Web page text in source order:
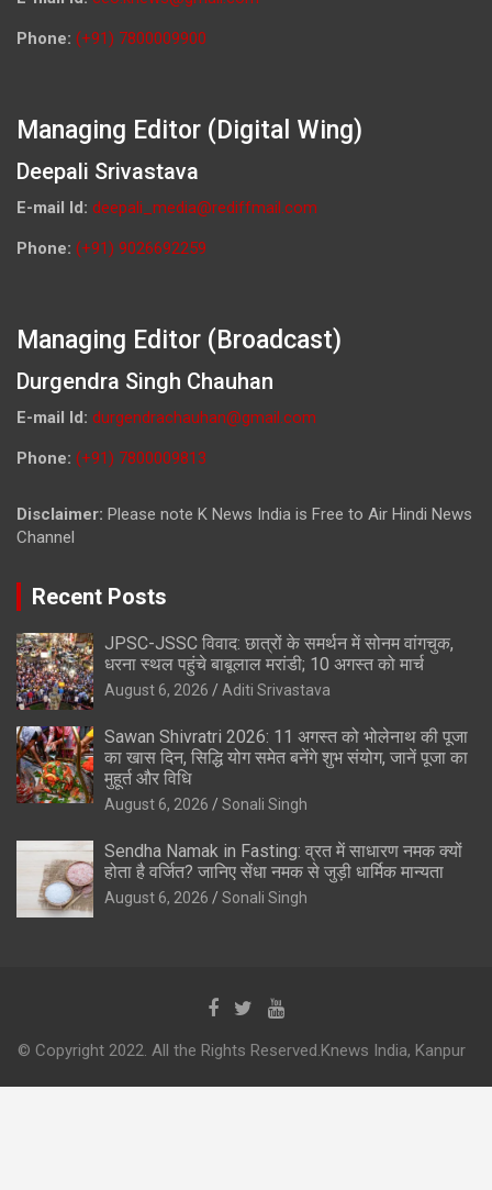
Phone: (+91) 7800009900
Managing Editor (Digital Wing)
Deepali Srivastava
E-mail Id: deepali_media@rediffmail.com
Phone: (+91) 9026692259
Managing Editor (Broadcast)
Durgendra Singh Chauhan
E-mail Id: durgendrachauhan@gmail.com
Phone: (+91) 7800009813
Disclaimer: Please note K News India is Free to Air Hindi News
Channel
Recent Posts
JPSC-JSSC विवाद: छात्रों के समर्थन में सोनम वांगचुक,
धरना स्थल पहुंचे बाबूलाल मरांडी; 10 अगस्त को मार्च
August 6, 2026 Aditi Srivastava
Sawan Shivratri 2026: 11 अगस्त को भोलेनाथ की पूजा
का खास दिन, सिद्धि योग समेत बनेंगे शुभ संयोग, जानें पूजा का
मुहूर्त और विधि
August 6, 2026 Sonali Singh
Sendha Namak in Fasting: व्रत में साधारण नमक क्यों
होता है वर्जित? जानिए सेंधा नमक से जुड़ी धार्मिक मान्यता
August 6, 2026 Sonali Singh
© Copyright 2022. All the Rights Reserved.Knews India, Kanpur